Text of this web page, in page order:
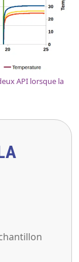
API lorsque la